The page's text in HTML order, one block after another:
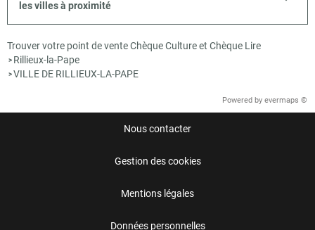
les villes à proximité
Trouver votre point de vente Chèque Culture et Chèque Lire
> Rillieux-la-Pape
>VILLE DE RILLIEUX-LA-PAPE
Powered by evermaps ©
Nous contacter
Gestion des cookies
Mentions légales
Données personnelles